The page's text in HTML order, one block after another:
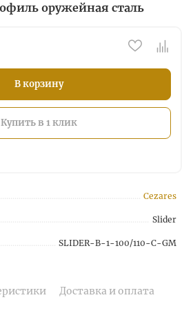
оружейная сталь
В корзину
Купить в 1 клик
Cezares
Slider
SLIDER-B-1-100/110-C-GM
Доставка и оплата